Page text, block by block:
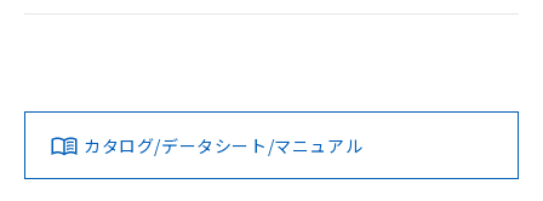
タイムチャート
ログイン/会員登録
ダウンロードデータをご利用いただく前に、以下を必ずお読
みください。
ソフトウェアの使用条件
EU RoHS 注意事項・凡例
対応済み
LR型式承認
DNV型式承認
BV型式承認
KR型式
カタログ/データシート/マニュアル